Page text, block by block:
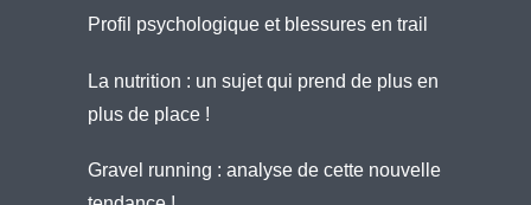
Profil psychologique et blessures en trail
La nutrition : un sujet qui prend de plus en
plus de place !
Gravel running : analyse de cette nouvelle